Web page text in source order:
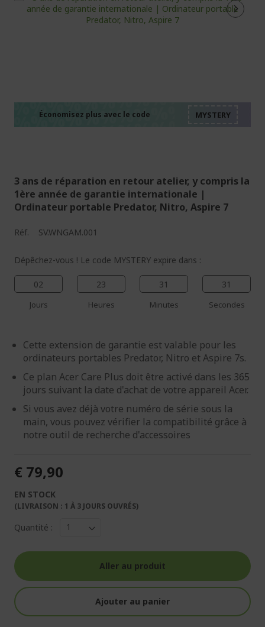
Économisez plus avec le code
3 ans de réparation en retour atelier, y compris la
1ère année de garantie internationale |
Ordinateur portable Predator, Nitro, Aspire 7
Réf. SV.WNGAM.001
Dépêchez-vous ! Le code MYSTERY expire dans :
02
Jours
23
Heures
31
Minutes
30
Secondes
Cette extension de garantie est valable pour les
ordinateurs portables Predator, Nitro et Aspire 7s.
Ce plan Acer Care Plus doit être activé dans les 365
jours suivant la date d'achat de votre appareil Acer.
Si vous avez déjà votre numéro de série sous la
main, vous pouvez vérifier la compatibilité grâce à
notre outil de recherche d'accessoires
€ 79,90
EN STOCK
(LIVRAISON : 1 À 3 JOURS OUVRÉS)
Quantité :
Aller au produit
Ajouter au panier